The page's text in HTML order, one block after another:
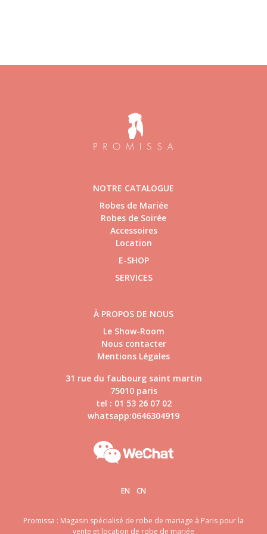
NOTRE CATALOGUE
Robes de Mariée
Robes de Soirée
Accessoires
Location
E-SHOP
SERVICES
À PROPOS DE NOUS
Le Show-Room
Nous contacter
Mentions Légales
31 rue du faubourg saint martin
75010 paris
tel : 01 53 26 07 02
whatsapp:0646304919
EN CN
Promissa : Magasin spécialisé de robe de mariage à Paris pour la
vente et location de robe de mariée